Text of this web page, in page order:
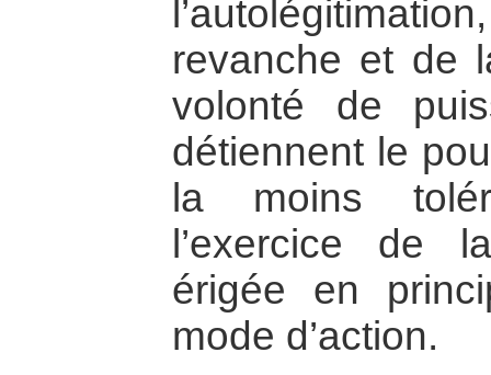
revanche et de
volonté de
détiennent le
la moins
l’exercice de
érigée en
mode d’action.